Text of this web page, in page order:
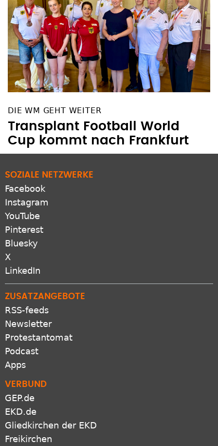
DIE WM GEHT WEITER
Transplant Football World
Cup kommt nach Frankfurt
SOZIALE NETZWERKE
Facebook
Instagram
YouTube
Pinterest
Bluesky
X
LinkedIn
ZUSATZANGEBOTE
RSS-feeds
Newsletter
Protestantomat
Podcast
Apps
VERBUND
GEP.de
EKD.de
Gliedkirchen der EKD
Freikirchen